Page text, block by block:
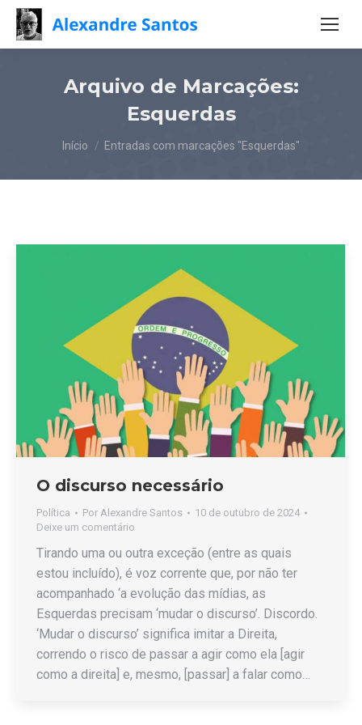
Arquivo de Marcações:
Esquerdas
Você está aqui:
Início Entradas com marcações "Esquerdas"
O discurso necessário
Política Por Alexandre Santos
10 de outubro de 2024
Deixe um comentário
Tirando uma ou outra exceção (entre as quais
estou incluído), é voz corrente que, por não ter
acompanhado ‘a evolução das mídias, as
Esquerdas precisam ‘mudar o discurso’. Discordo.
‘Mudar o discurso’ significa imitar a Direita,
correndo o risco de passar a agir como ela [agir
como a direita] e, mesmo, [passar] a falar como…